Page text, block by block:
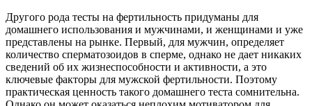
Другого рода тесты на фертильность придуманы для
домашнего использования и мужчинами, и женщинами и уже
представлены на рынке. Первый, для мужчин, определяет
количество сперматозоидов в сперме, однако не дает никаких
сведений об их жизнеспособности и активности, а это
ключевые факторы для мужской фертильности. Поэтому
практическая ценность такого домашнего теста сомнительна.